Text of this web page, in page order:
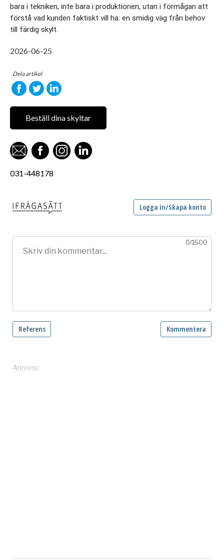
bara i tekniken, inte bara i produktionen, utan i förmågan att
förstå vad kunden faktiskt vill ha: en smidig väg från behov
till färdig skylt.
2026-06-25
Dela artikel
Beställ dina skyltar
031-448178